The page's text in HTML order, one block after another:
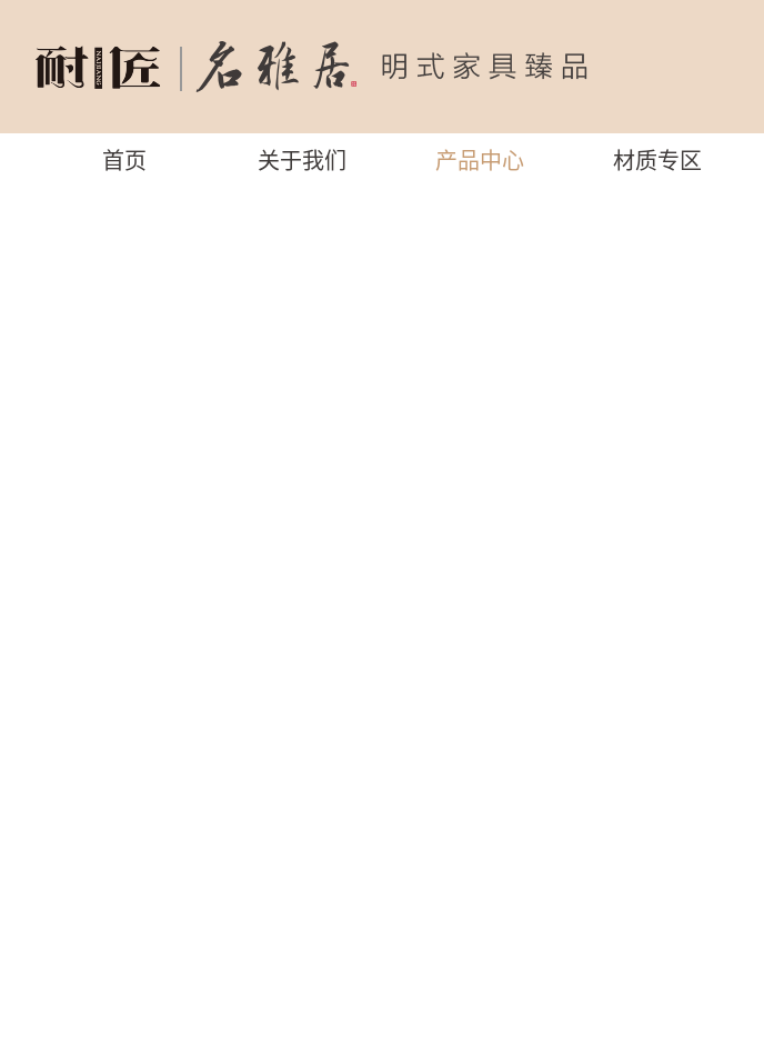
首页 关于我们 产品中心 材质专区